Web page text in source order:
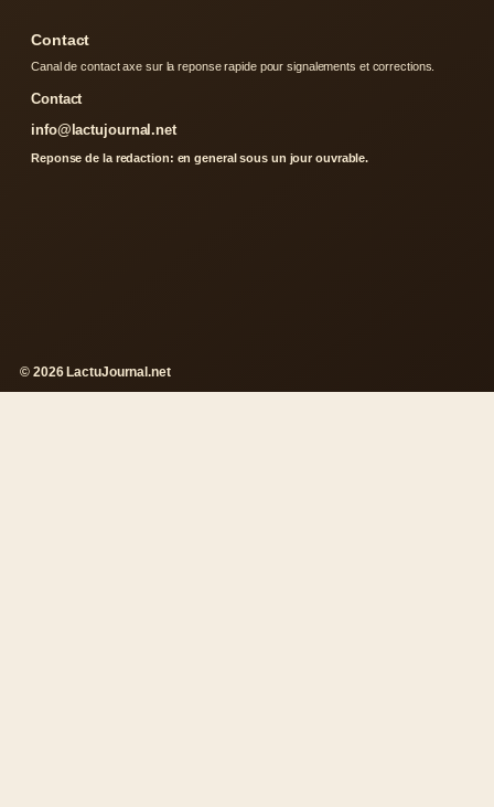
Contact
Canal de contact axe sur la reponse rapide pour signalements et corrections.
Contact
info@lactujournal.net
Reponse de la redaction: en general sous un jour ouvrable.
© 2026 LactuJournal.net